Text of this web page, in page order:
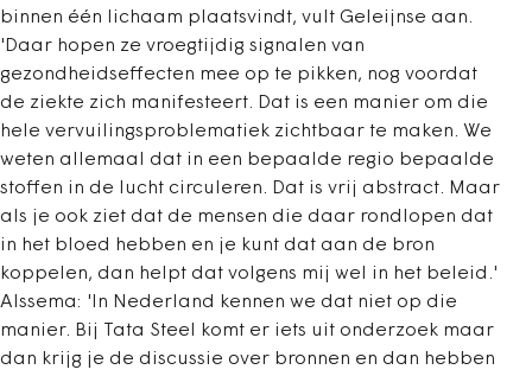
binnen één lichaam plaatsvindt, vult Geleijnse aan.
'Daar hopen ze vroegtijdig signalen van
gezondheidseffecten mee op te pikken, nog voordat
de ziekte zich manifesteert. Dat is een manier om die
hele vervuilingsproblematiek zichtbaar te maken. We
weten allemaal dat in een bepaalde regio bepaalde
stoffen in de lucht circuleren. Dat is vrij abstract. Maar
als je ook ziet dat de mensen die daar rondlopen dat
in het bloed hebben en je kunt dat aan de bron
koppelen, dan helpt dat volgens mij wel in het beleid.'
Alssema: 'In Nederland kennen we dat niet op die
manier. Bij Tata Steel komt er iets uit onderzoek maar
dan krijg je de discussie over bronnen en dan hebben